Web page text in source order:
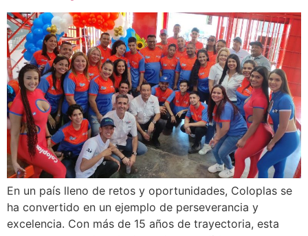
En un país lleno de retos y oportunidades, Coloplas se
ha convertido en un ejemplo de perseverancia y
excelencia. Con más de 15 años de trayectoria, esta